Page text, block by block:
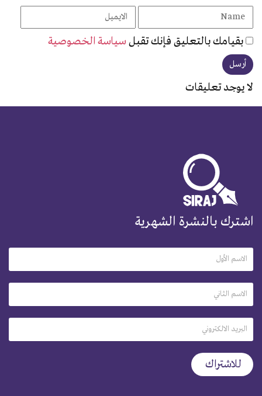
بقيامك بالتعليق فإنك تقبلسياسة الخصوصية
لا يوجد تعليقات
اشترك بالنشرة الشهرية